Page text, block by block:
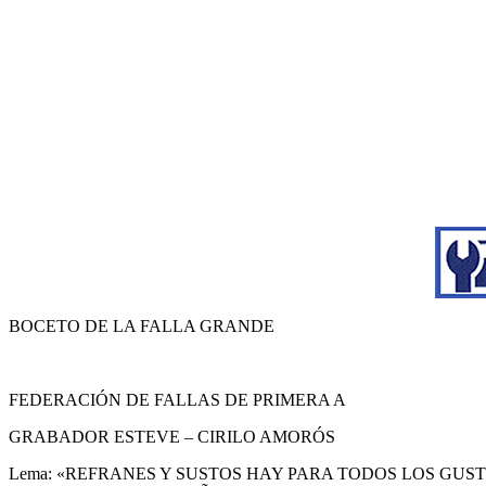
BOCETO DE LA FALLA GRANDE
FEDERACIÓN DE FALLAS DE PRIMERA A
GRABADOR ESTEVE – CIRILO AMORÓS
Lema: «REFRANES Y SUSTOS HAY PARA TODOS LOS